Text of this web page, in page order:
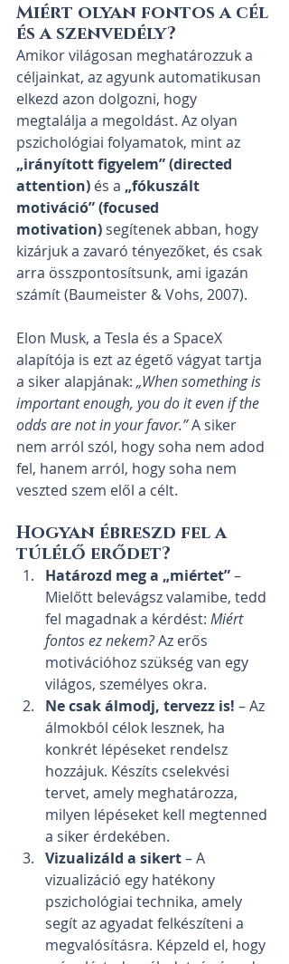
Miért olyan fontos a cél
és a szenvedély?
Amikor világosan meghatározzuk a
céljainkat, az agyunk automatikusan
elkezd azon dolgozni, hogy
megtalálja a megoldást. Az olyan
pszichológiai folyamatok, mint az
„irányított figyelem” (directed
attention) és a „fókuszált
motiváció” (focused
motivation) segítenek abban, hogy
kizárjuk a zavaró tényezőket, és csak
arra összpontosítsunk, ami igazán
számít (Baumeister & Vohs, 2007).
Elon Musk, a Tesla és a SpaceX
alapítója is ezt az égető vágyat tartja
a siker alapjának: „When something is
important enough, you do it even if the
odds are not in your favor.” A siker
nem arról szól, hogy soha nem adod
fel, hanem arról, hogy soha nem
veszted szem elől a célt.
Hogyan ébreszd fel a
túlélő erődet?
Határozd meg a „miértet” –
Mielőtt belevágsz valamibe, tedd
fel magadnak a kérdést: Miért
fontos ez nekem? Az erős
motivációhoz szükség van egy
világos, személyes okra.
Ne csak álmodj, tervezz is! – Az
álmokból célok lesznek, ha
konkrét lépéseket rendelsz
hozzájuk. Készíts cselekvési
tervet, amely meghatározza,
milyen lépéseket kell megtenned
a siker érdekében.
Vizualizáld a sikert – A
vizualizáció egy hatékony
pszichológiai technika, amely
segít az agyadat felkészíteni a
megvalósításra. Képzeld el, hogy